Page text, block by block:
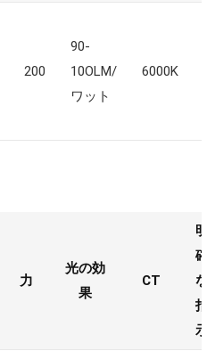
200
90-
10OLM/
ワット
6000K
力
光の効
果
CT
明
確
な
指
示